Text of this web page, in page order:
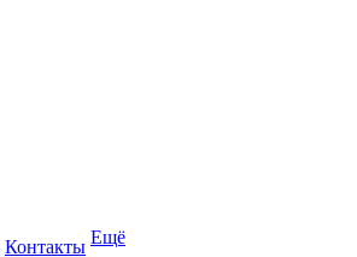
Контакты Ещё